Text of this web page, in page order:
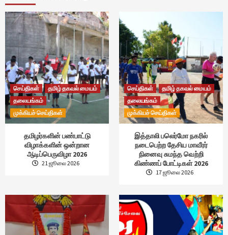
செய்திகள்
தமிழ் தகவல் மையம்
தலையங்கம்
முக்கியச் செய்திகள்
தமிழர்களின் பண்பாட்டு
விழாக்களின் ஒன்றான
ஆடிப்பெருவிழா 2026
21 ஜூலை 2026
செய்திகள்
தமிழ் தகவல் மையம்
தலையங்கம்
முக்கியச் செய்திகள்
இத்தாலி பலெர்மோ நகரில்
நடைபெற்ற தேசிய மாவீரர்
நினைவு சுமந்த வெற்றி
கிண்ணப் போட்டிகள் 2026
17 ஜூலை 2026